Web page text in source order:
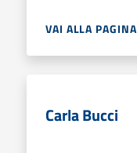
VAI ALLA PAGINA
Carla Bucci